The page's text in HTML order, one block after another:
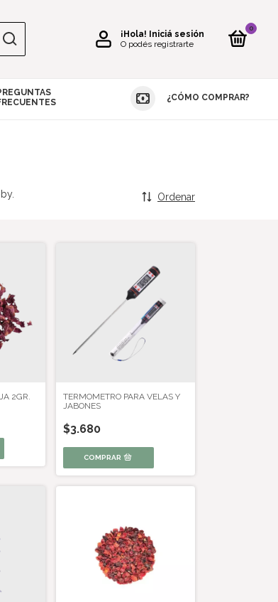
¡Hola!
Iniciá sesión
O podés registrarte
0
MOLDES REPOSTERÍA VELAS JABONES
¿CÓMO COMPRAR?
Ordenar
2GR.
TERMOMETRO PARA VELAS Y
JABONES
$3.680